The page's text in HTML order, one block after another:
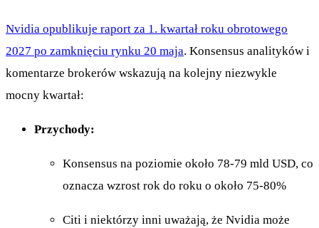
Nvidia opublikuje raport za 1. kwartał roku obrotowego
2027 po zamknięciu rynku 20 maja. Konsensus analityków i
komentarze brokerów wskazują na kolejny niezwykle
mocny kwartał:
Przychody:
Konsensus na poziomie około 78-79 mld USD, co
oznacza wzrost rok do roku o około 75-80%
Citi i niektórzy inni uważają, że Nvidia może